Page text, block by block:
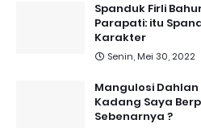
Spanduk Firli
Parapati: itu
Karakter
Senin, Mei 30, 2022
Mangulosi
Kadang Saya
Sebenarnya ?